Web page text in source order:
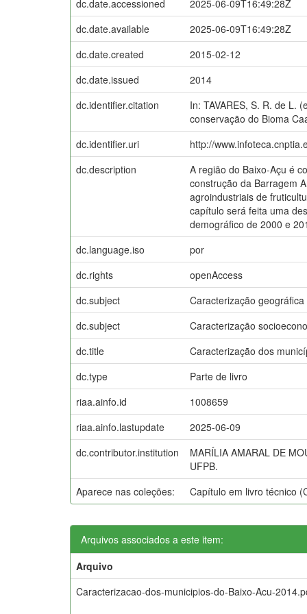
dc.date.accessioned
2025-06-09T16:49:28Z
dc.date.available
2025-06-09T16:49:28Z
dc.date.created
2015-02-12
dc.date.issued
2014
dc.identifier.citation
In: TAVARES, S. R. de L.
conservação do Bioma
dc.identifier.uri
http://
dc.description
A região do Baixo-Açu é
construção da Barragem
agroindustriais de
capítulo será feita uma
demográfico de 2000 e
dc.language.iso
por
dc.rights
openAccess
dc.subject
Caracterização geográfica
dc.subject
Caracterização
dc.title
Caracterização dos
dc.type
Parte de livro
riaa.ainfo.id
1008659
riaa.ainfo.lastupdate
2025-06-09
dc.contributor.institution
MARÍLIA AMARAL DE
UFPB.
Aparece nas coleções:
Capítulo em livro técnico
Arquivos associados a este item:
Arquivo
Caracterizacao-dos-municipios-do-Baixo-Acu-